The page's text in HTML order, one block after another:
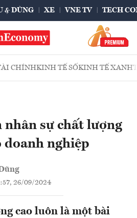
& DÙNG XE VNE TV TECH
CHÍNHKINH TẾ SỐKINH TẾ XANH
nhân sự chất lượng
doanh nghiệp
26/09/2024
cao luôn là một bài